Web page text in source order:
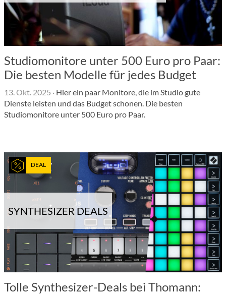
Studiomonitore unter 500 Euro pro Paar:
Die besten Modelle für jedes Budget
13. Okt. 2025 · Hier ein paar Monitore, die im Studio gute
Dienste leisten und das Budget schonen. Die besten
Studiomonitore unter 500 Euro pro Paar.
SYNTHESIZER DEALS
DEAL
Tolle Synthesizer-Deals bei Thomann: